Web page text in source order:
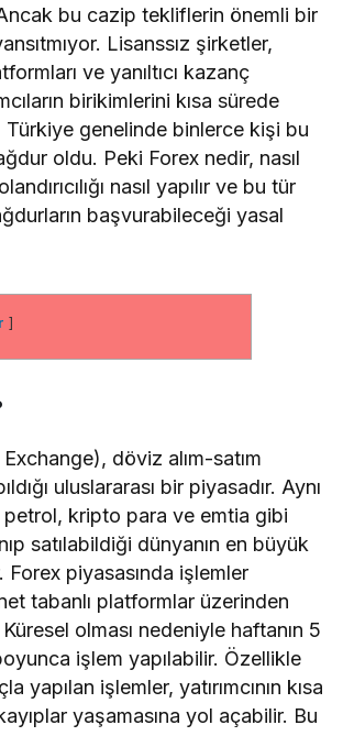
bu cazip tekliflerin önemli bir
Lisanssız şirketler,
ve yanıltıcı kazanç
birikimlerini kısa sürede
Türkiye genelinde binlerce kişi bu
oldu. Peki Forex nedir, nasıl
nasıl yapılır ve bu tür
başvurabileceği yasal
döviz alım-satım
uluslararası bir piyasadır. Aynı
petrol, kripto para ve emtia gibi
satılabildiği dünyanın en büyük
Forex piyasasında işlemler
tabanlı platformlar üzerinden
olması nedeniyle haftanın 5
işlem yapılabilir. Özellikle
yapılan işlemler, yatırımcının kısa
yaşamasına yol açabilir. Bu